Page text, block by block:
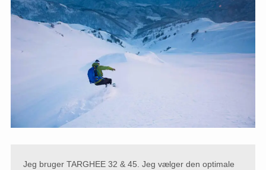
Jeg bruger TARGHEE 32 & 45. Jeg vælger den optimale